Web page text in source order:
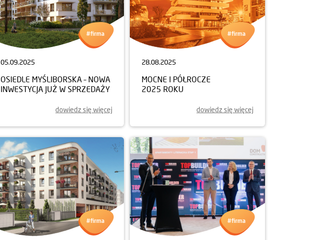
05.09.2025
OSIEDLE MYŚLIBORSKA – NOWA
INWESTYCJA JUŻ W SPRZEDAŻY
dowiedz się więcej
28.08.2025
MOCNE I PÓŁROCZE
2025 ROKU
dowiedz się więcej